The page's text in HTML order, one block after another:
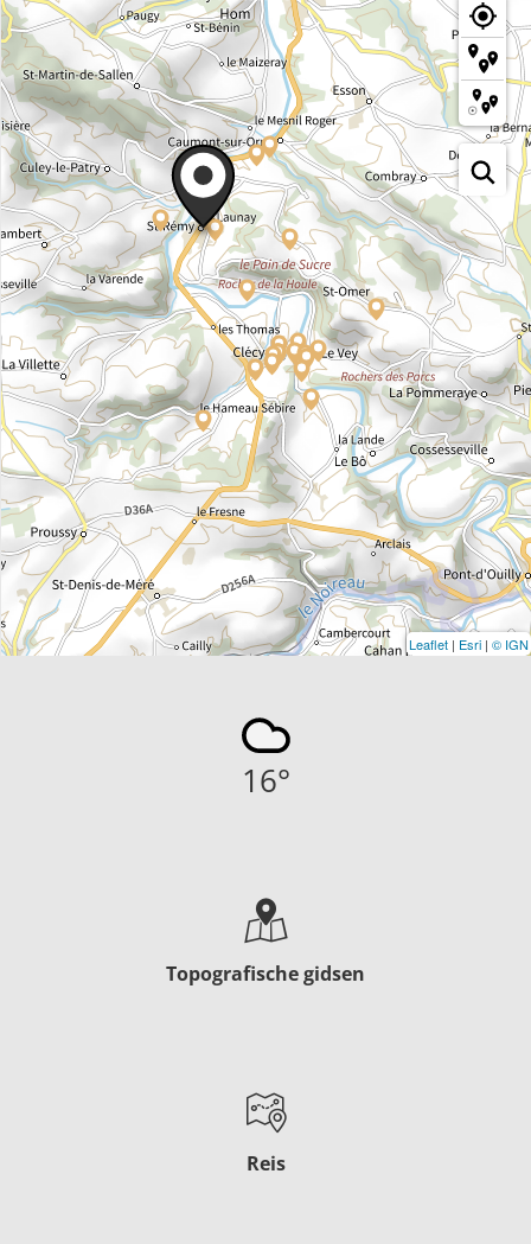
Leaflet | Esri | © IGN
16°
Topografische gidsen
Reis